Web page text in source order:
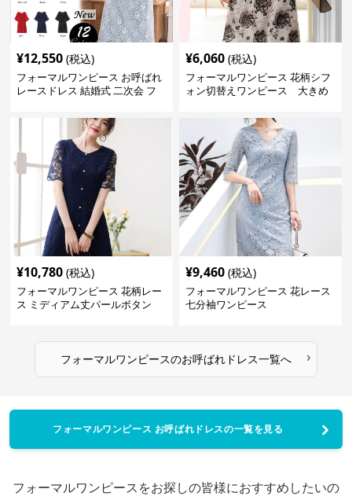
¥12,550 (税込)
フォーマルワンピース お呼ばれ
レースドレス 結婚式 二次会 フ
ズ
¥6,060 (税込)
フォーマルワンピース 花柄シフ
ォン切替えワンピース 大きめ
¥10,780 (税込)
フォーマルワンピース 花柄レー
ス ミディアム丈パールボタン
¥9,460 (税込)
フォーマルワンピース 花レース
七分袖ワンピース
フォーマルワンピースのお呼ばれドレス一覧へ ›
フォーマルワンピース お呼ばれドレスの一覧を見る
フォーマルワンピースをお探しの皆様におすすめしたいの